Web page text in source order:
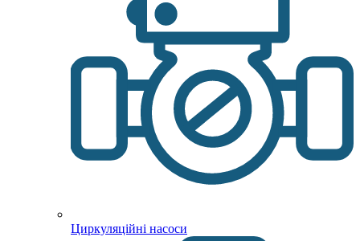
Циркуляційні насоси